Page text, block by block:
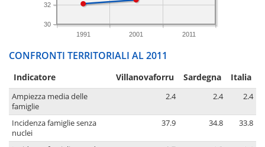
1991 2001 2011
30
32
CONFRONTI TERRITORIALI AL 2011
Indicatore Villanovaforru Sardegna Italia
Ampiezza media delle
famiglie
2.4 2.4 2.4
Incidenza famiglie senza
nuclei
37.9 34.8 33.8